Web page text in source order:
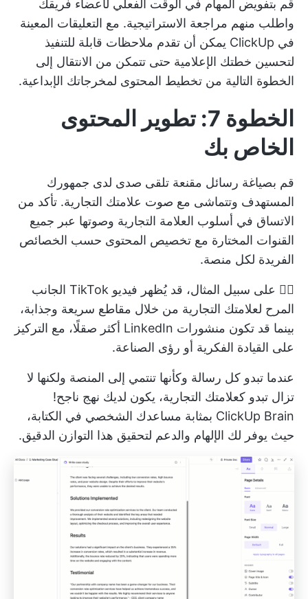
قم بتفويض المهام في الوقت الفعلي لأعضاء فريقك
واطلب منهم مراجعة الاستراتيجية. مع التعليقات المعينة
في ClickUp
يمكن أن تقدم ملاحظات قابلة للتنفيذ
لتحسين خطتك الإعلامية حتى تتمكن من الانتقال إلى
الخطوة التالية من تخطيط المحتوى لمخرجاتك الإبداعية.
الخطوة 7: تطوير المحتوى
الخاص بك
قم بصياغة رسائل مقنعة تلقى صدى لدى جمهورك
المستهدف وتتماشى مع صوت علامتك التجارية. تأكد من
الاتساق في أسلوب العلامة التجارية وصوتها عبر جميع
القنوات المختارة مع تخصيص المحتوى حسب الخصائص
الفريدة لكل منصة.
👉🏼 على سبيل المثال، قد يُظهر فيديو TikTok الجانب
المرح لعلامتك التجارية من خلال مقاطع سريعة وجذابة،
بينما قد تكون منشورات LinkedIn أكثر صقلًا، مع التركيز
على القيادة الفكرية أو رؤى الصناعة.
عندما تبدو كل رسالة وكأنها تنتمي إلى المنصة ولكنها لا
تزال تبدو كعلامتك التجارية، يكون لديك نهج ناجح!
ClickUp Brain بمثابة مساعدك الشخصي في الكتابة،
حيث يوفر لك الإلهام والدعم لتحقيق هذا التوازن الدقيق.